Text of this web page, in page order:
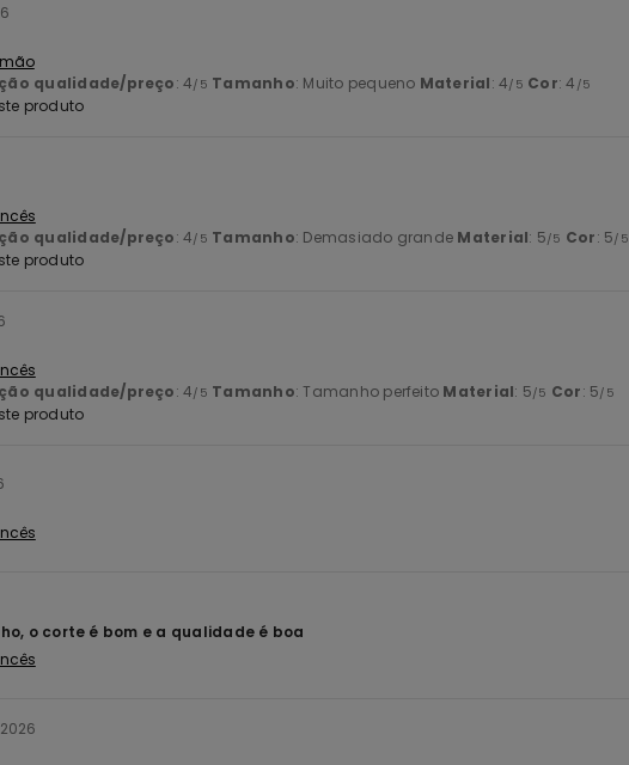
qualidade/preço: 4/5 Tamanho: Muito pequeno Material: 4/5 Cor: 4 /5
produto
qualidade/preço: 4/5 Tamanho: Demasiado grande Material: 5/5 Cor: 5/5
produto
qualidade/preço: 4/5 Tamanho: Tamanho perfeito Material: 5/5 Cor: 5/5
produto
o corte é bom e a qualidade é boa